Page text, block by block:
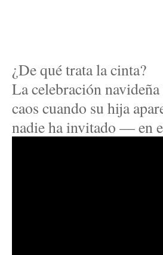
¿De qué trata la cinta?
La celebración
caos cuando su hija
nadie ha invitado –– en